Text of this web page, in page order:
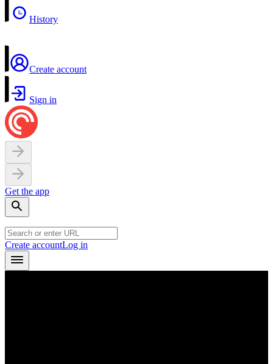
History
Create account
Sign in
Get the app
Create accountLog in